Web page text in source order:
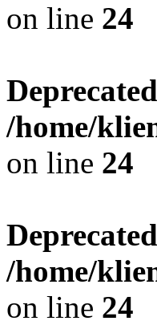
on line 24
Deprecated
/home/
on line 24
Deprecated
/home/
on line 24